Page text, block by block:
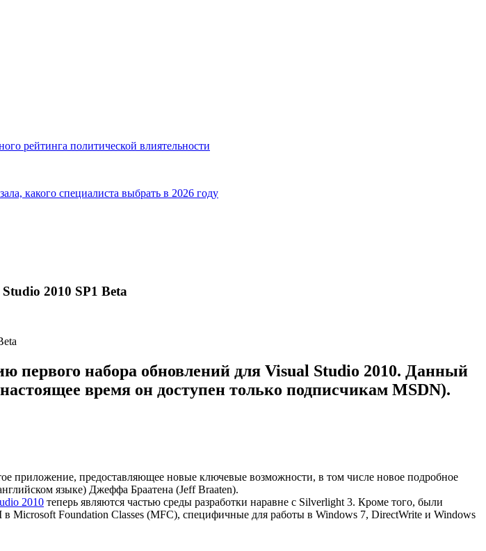
рейтинга политической влиятельности
какого специалиста выбрать в 2026 году
2010 SP1 Beta
первого набора обновлений для Visual Studio 2010. Данный
время он доступен только подписчикам MSDN).
приложение, предоставляющее новые ключевые возможности, в том числе новое подробное
языке) Джеффа Браатена (Jeff Braaten).
2010 теперь являются частью среды разработки наравне с Silverlight 3. Кроме того, были
Foundation Classes (MFC), специфичные для работы в Windows 7, DirectWrite и Windows